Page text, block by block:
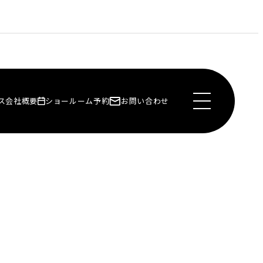
会社概要 ショールーム予約 お問い合わせ